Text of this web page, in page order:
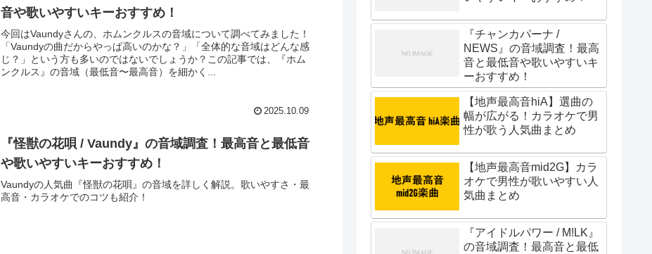
音や歌いやすいキーおすすめ！
今回はVaundyさんの、ホムンクルスの音域について調べてみました！
「Vaundyの曲だからやっぱ高いのかな？」「全体的な音域はどんな感
じ？」という方も多いのではないでしょうか？この記事では、『ホム
ンクルス』の音域（最低音〜最高音）を細かく...
2025.10.09
『怪獣の花唄 / Vaundy』の音域調査！最高音と最低音
や歌いやすいキーおすすめ！
Vaundyの人気曲『怪獣の花唄』の音域を詳しく解説。歌いやすさ・最
高音・カラオケでのコツも紹介！
『チャンカパーナ /
NEWS』の音域調査！最高
音と最低音や歌いやすいキ
ーおすすめ！
【地声最高音hiA】選曲の
幅が広がる！カラオケで男
性が歌う人気曲まとめ
【地声最高音mid2G】カラ
オケで男性が歌いやすい人
気曲まとめ
『アイドルパワー / M!LK』
の音域調査！最高音と最低